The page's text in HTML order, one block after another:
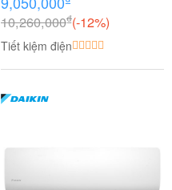
10,260,000₫(-12%)
Tiết kiệm điện